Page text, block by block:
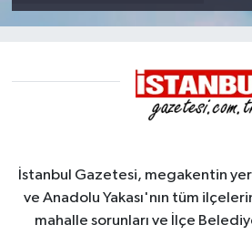
İstanbul Gazetesi, megakentin
ve Anadolu Yakası'nın tüm
mahalle sorunları ve İlçe